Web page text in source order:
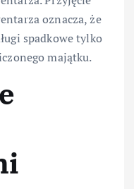
oznacza, że
spadkowe tylko
majątku.